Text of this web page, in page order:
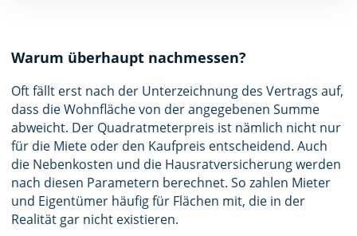
Warum überhaupt nachmessen?
Oft fällt erst nach der Unterzeichnung des Vertrags auf,
dass die Wohnfläche von der angegebenen Summe
abweicht. Der Quadratmeterpreis ist nämlich nicht nur
für die Miete oder den Kaufpreis entscheidend. Auch
die Nebenkosten und die Hausratversicherung werden
nach diesen Parametern berechnet. So zahlen Mieter
und Eigentümer häufig für Flächen mit, die in der
Realität gar nicht existieren.